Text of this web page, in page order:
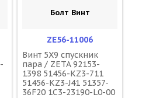
Болт Винт
ZE56-11006
Винт 5X9 спускник
пара / ZETA 92153-
1398 51456-KZ3-711
51456-KZ3-J41 51357-
36F20 1C3-23190-L0-00